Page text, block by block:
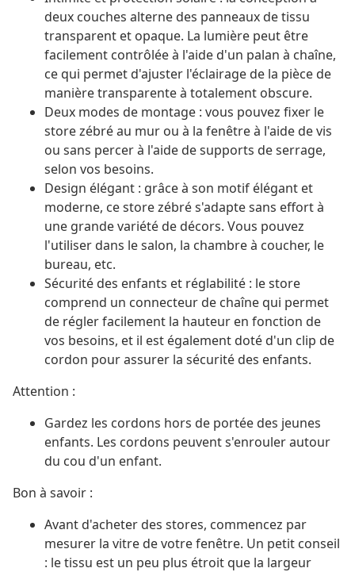
deux couches alterne des panneaux de tissu
transparent et opaque. La lumière peut être
facilement contrôlée à l'aide d'un palan à chaîne,
ce qui permet d'ajuster l'éclairage de la pièce de
manière transparente à totalement obscure.
Deux modes de montage : vous pouvez fixer le
store zébré au mur ou à la fenêtre à l'aide de vis
ou sans percer à l'aide de supports de serrage,
selon vos besoins.
Design élégant : grâce à son motif élégant et
moderne, ce store zébré s'adapte sans effort à
une grande variété de décors. Vous pouvez
l'utiliser dans le salon, la chambre à coucher, le
bureau, etc.
Sécurité des enfants et réglabilité : le store
comprend un connecteur de chaîne qui permet
de régler facilement la hauteur en fonction de
vos besoins, et il est également doté d'un clip de
cordon pour assurer la sécurité des enfants.
Attention :
Gardez les cordons hors de portée des jeunes
enfants. Les cordons peuvent s'enrouler autour
du cou d'un enfant.
Bon à savoir :
Avant d'acheter des stores, commencez par
mesurer la vitre de votre fenêtre. Un petit conseil
: le tissu est un peu plus étroit que la largeur